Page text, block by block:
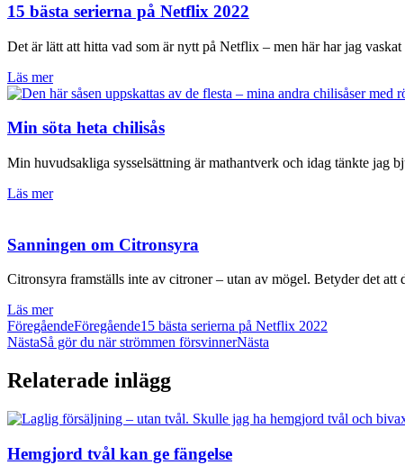
15 bästa serierna på Netflix 2022
Det är lätt att hitta vad som är nytt på Netflix – men här har jag
Läs mer
Min söta heta chilisås
Min huvudsakliga sysselsättning är mathantverk och idag tänkte jag
Läs mer
Sanningen om Citronsyra
Citronsyra framställs inte av citroner – utan av mögel. Betyder det att
Läs mer
FöregåendeFöregående15 bästa serierna på Netflix 2022
NästaSå gör du när strömmen försvinnerNästa
Relaterade inlägg
Hemgjord tvål kan ge fängelse